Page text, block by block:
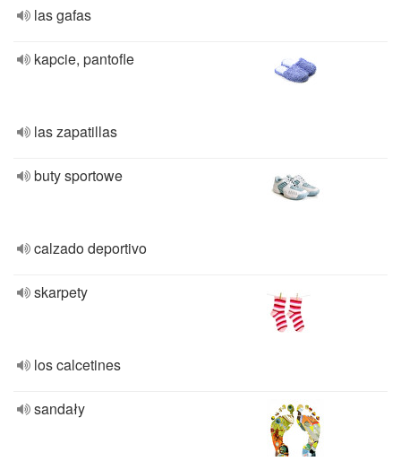
las gafas
kapcie, pantofle
las zapatillas
buty sportowe
calzado deportivo
skarpety
los calcetines
sandały